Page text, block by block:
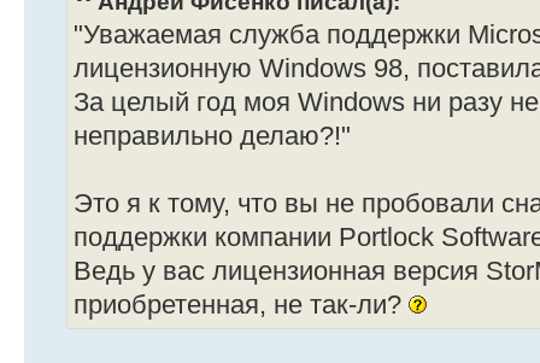
"Уважаемая служба поддержки
лицензионную Windows 98,
За целый год моя Windows ни разу
неправильно делаю?!"
Это я к тому, что вы не пробовали
поддержки компании Portlock
Ведь у вас лицензионная версия
приобретенная, не так-ли?